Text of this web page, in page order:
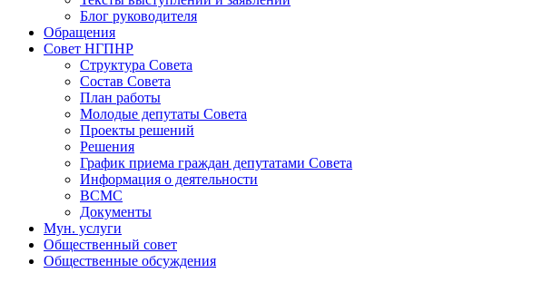
Блог руководителя
Обращения
Совет НГПНР
Структура Совета
Состав Совета
План работы
Молодые депутаты Совета
Проекты решений
Решения
График приема граждан депутатами Совета
Информация о деятельности
ВСМС
Документы
Мун. услуги
Общественный совет
Общественные обсуждения